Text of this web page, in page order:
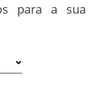
para a sua